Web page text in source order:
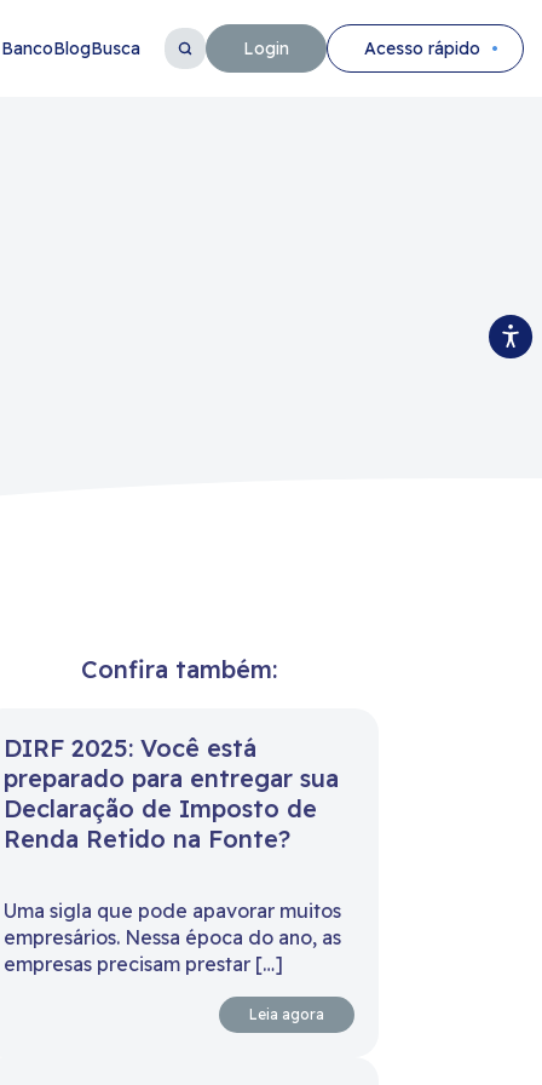
BlogBusca Login Acesso rápido
Confira também:
DIRF 2025: Você está
preparado para entregar sua
Declaração de Imposto de
Renda Retido na Fonte?
Uma sigla que pode apavorar muitos
empresários. Nessa época do ano, as
empresas precisam prestar […]
Leia agora